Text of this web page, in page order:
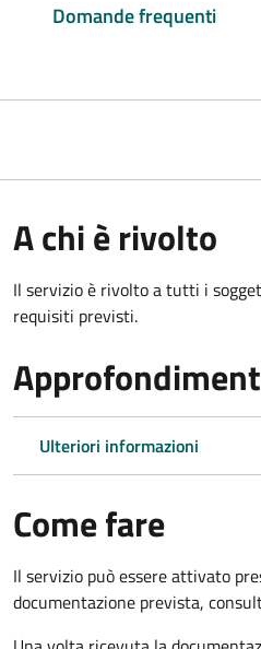
Domande frequenti
A chi è rivolto
Il servizio è rivolto a tutti i
requisiti previsti.
Ulteriori informazioni
Come fare
Il servizio può essere attivato
documentazione prevista,